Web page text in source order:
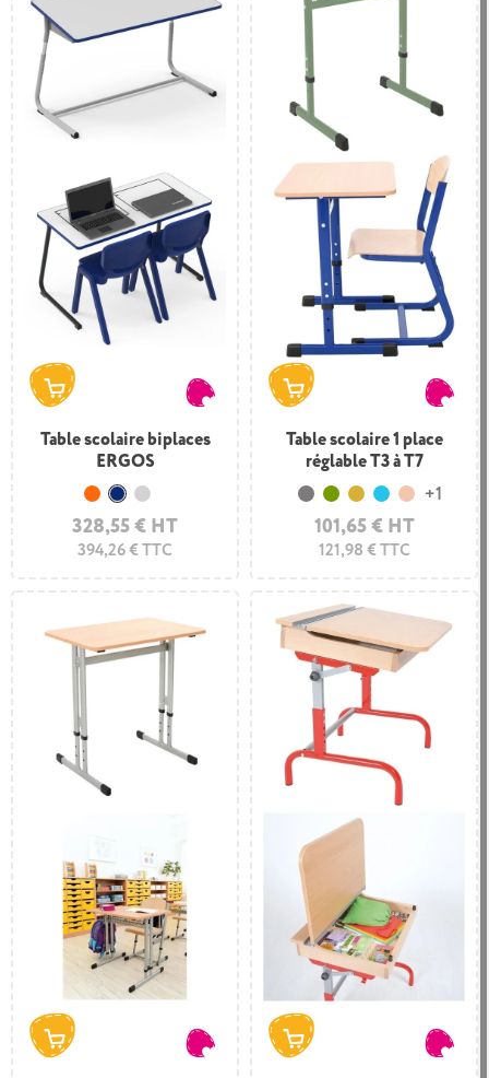
Table scolaire biplaces
ERGOS
328,55 € HT
394,26 € TTC
Orange
Bleu foncé
Gris clair
Table scolaire 1 place
réglable T3 à T7
101,65 € HT
121,98 € TTC
GrisVert Olive
Moutarde
Turquoise
Saumon
+1